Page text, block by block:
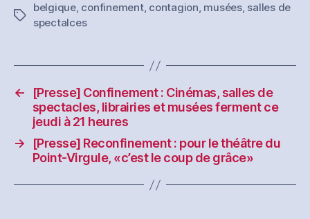
Étiquettes
belgique, confinement, contagion, musées, salles de
spectalces
←
[Presse] Confinement : Cinémas, salles de
spectacles, librairies et musées ferment ce
jeudi à 21 heures
→
[Presse] Reconfinement : pour le théâtre du
Point-Virgule, «c’est le coup de grâce»